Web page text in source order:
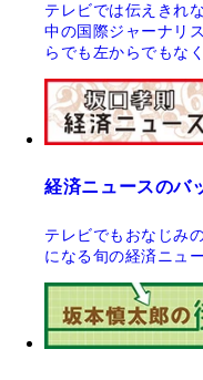
テレビでは伝えきれ
中の国際ジャーナリ
らでも左からでもな
経済ニュースのバ
テレビでもおなじみ
になる旬の経済ニュ